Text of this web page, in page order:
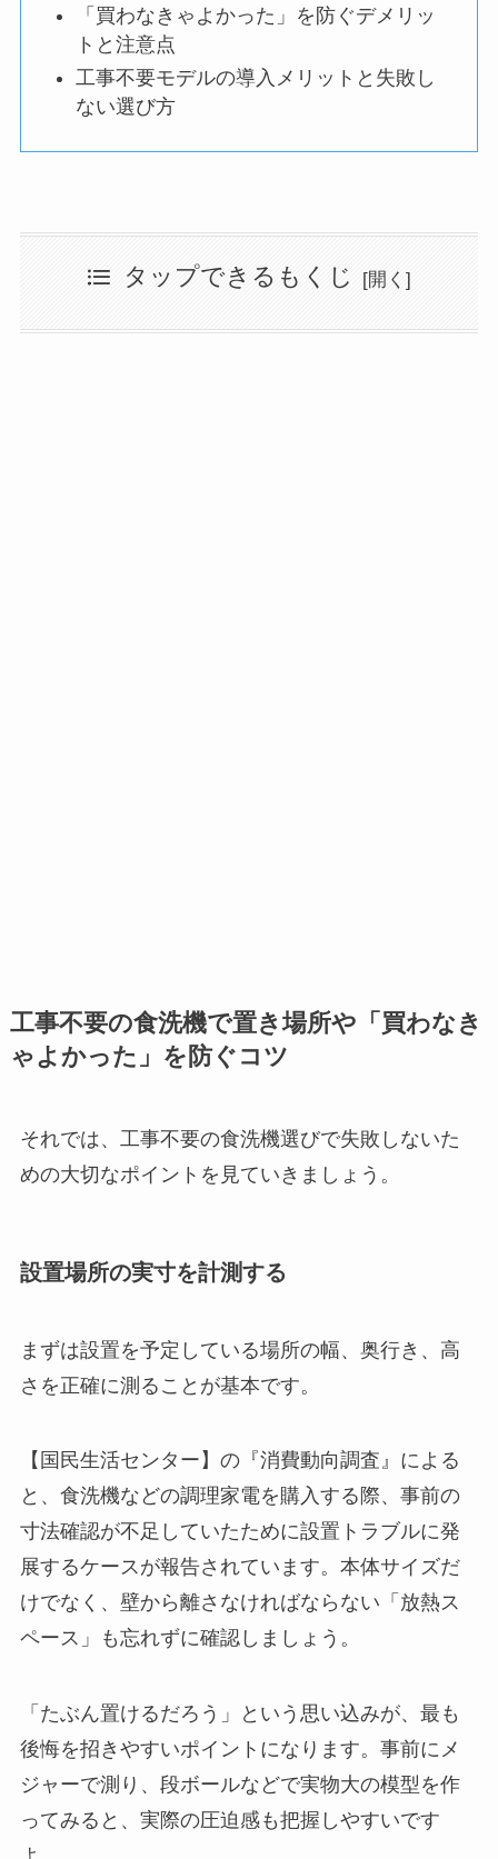
「買わなきゃよかった」を防ぐデメリッ
トと注意点
工事不要モデルの導入メリットと失敗し
ない選び方
タップできるもくじ
工事不要の食洗機で置き場所や「買わなき
ゃよかった」を防ぐコツ
それでは、工事不要の食洗機選びで失敗しないた
めの大切なポイントを見ていきましょう。
設置場所の実寸を計測する
まずは設置を予定している場所の幅、奥行き、高
さを正確に測ることが基本です。
【国民生活センター】の『消費動向調査』による
と、食洗機などの調理家電を購入する際、事前の
寸法確認が不足していたために設置トラブルに発
展するケースが報告されています。本体サイズだ
けでなく、壁から離さなければならない「放熱ス
ペース」も忘れずに確認しましょう。
「たぶん置けるだろう」という思い込みが、最も
後悔を招きやすいポイントになります。事前にメ
ジャーで測り、段ボールなどで実物大の模型を作
ってみると、実際の圧迫感も把握しやすいです